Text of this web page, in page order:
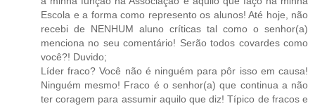
Escola e a forma como represento os alunos! Até hoje, não
recebi de NENHUM aluno críticas tal como o senhor(a)
menciona no seu comentário! Serão todos covardes como
você?! Duvido;
Líder fraco? Você não é ninguém para pôr isso em causa!
Ninguém mesmo! Fraco é o senhor(a) que continua a não
ter coragem para assumir aquilo que diz! Típico de fracos e